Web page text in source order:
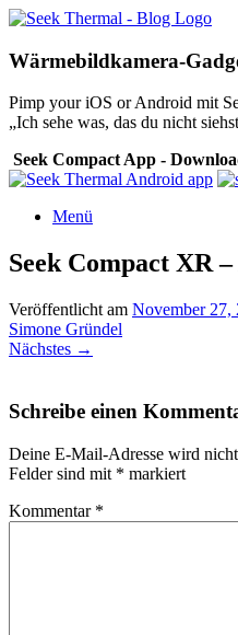
Zum
springen
Wärmebildkamera-
Pimp your iOS or Android mit
„Ich sehe was, das du nicht
Seek Compact App -
Menü
Seek Compact XR
Veröffentlicht am November 27,
Simone Gründel
Nächstes →
Schreibe einen
Deine E-Mail-Adresse wird
Felder sind mit * markiert
Kommentar *